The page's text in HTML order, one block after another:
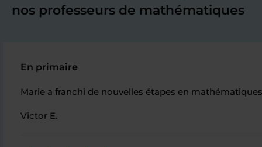
nos professeurs de mathématiques
En primaire
Marie a franchi de nouvelles étapes en
Victor E.